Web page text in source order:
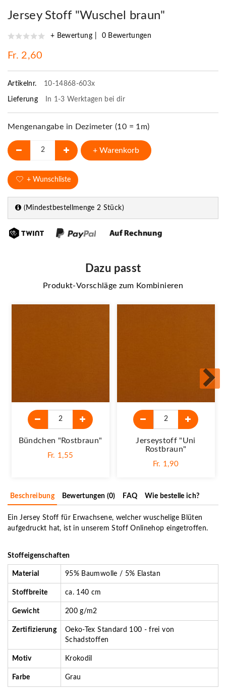
Jersey Stoff "Wuschel braun"
+ Bewertung 0 Bewertungen
Fr. 2,60
Artikelnr. 10-14868-603x
Lieferung In 1-3 Werktagen bei dir
Mengenangabe in Dezimeter (10 = 1m)
+ Warenkorb
+ Wunschliste
(Mindestbestellmenge 2 Stück)
Dazu passt
Produkt-Vorschläge zum Kombinieren
Bündchen "Rostbraun"
Fr. 1,55
Jerseystoff "Uni
Rostbraun"
Fr. 1,90
Beschreibung Bewertungen (0) FAQ Wie bestelle ich?
Ein Jersey Stoff für Erwachsene, welcher wuschelige Blüten
aufgedruckt hat, ist in unserem Stoff Onlinehop eingetroffen.
Stoffeigenschaften
Material 95% Baumwolle / 5% Elastan
Stoffbreite ca. 140 cm
Gewicht 200 g/m2
Zertifizierung
Oeko-Tex Standard 100 - frei von
Schadstoffen
Motiv Krokodil
Farbe Grau